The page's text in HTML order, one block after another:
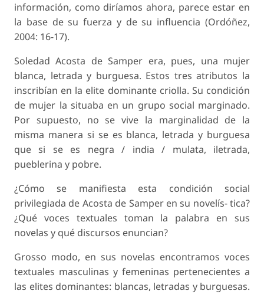
información, como diríamos ahora, parece estar en
la base de su fuerza y de su influencia (Ordóñez,
2004: 16-17).
Soledad Acosta de Samper era, pues, una mujer
blanca, letrada y burguesa. Estos tres atributos la
inscribían en la elite dominante criolla. Su condición
de mujer la situaba en un grupo social marginado.
Por supuesto, no se vive la marginalidad de la
misma manera si se es blanca, letrada y burguesa
que si se es negra / india / mulata, iletrada,
pueblerina y pobre.
¿Cómo se manifiesta esta condición social
privilegiada de Acosta de Samper en su novelís- tica?
¿Qué voces textuales toman la palabra en sus
novelas y qué discursos enuncian?
Grosso modo, en sus novelas encontramos voces
textuales masculinas y femeninas pertenecientes a
las elites dominantes: blancas, letradas y burguesas.